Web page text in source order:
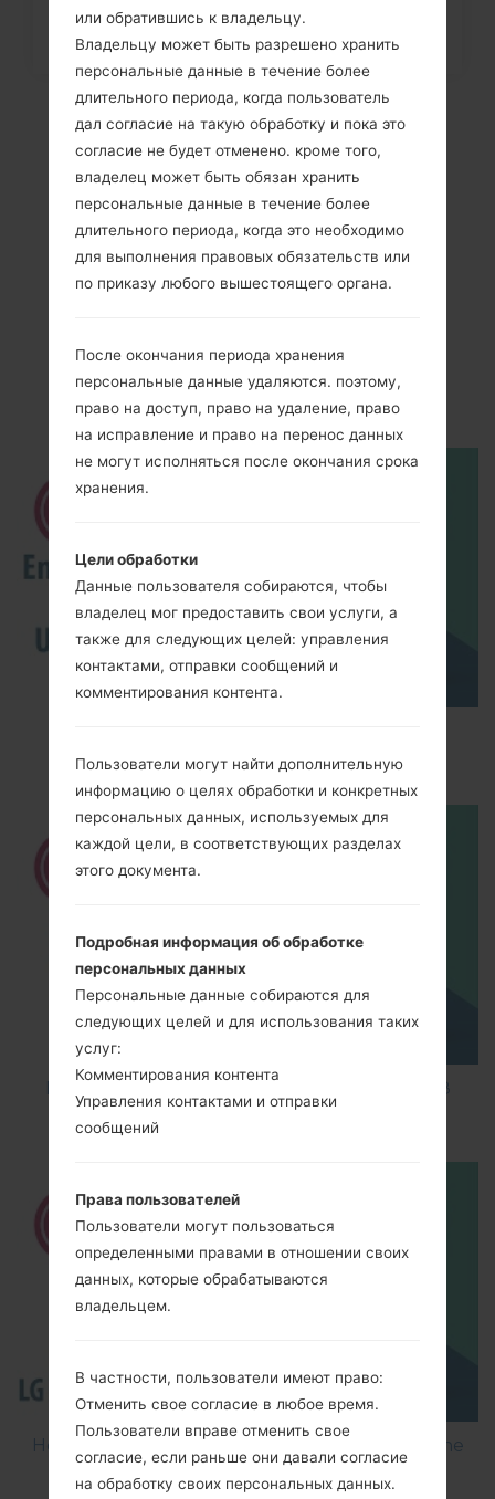
LGD120G(LGD120G)
akaLG L30
Debugging on LG ?
How to Factory Reset through code on LG K8
How to Flash Stock Firmware on LG Smartphone
using LG Flash Tool 2014?
или обратившись к владельцу.
Владельцу может быть разрешено хранить
персональные данные в течение более
длительного периода, когда пользователь
дал согласие на такую обработку и пока это
согласие не будет отменено. кроме того,
владелец может быть обязан хранить
персональные данные в течение более
длительного периода, когда это необходимо
для выполнения правовых обязательств или
по приказу любого вышестоящего органа.
После окончания периода хранения
персональные данные удаляются. поэтому,
право на доступ, право на удаление, право
на исправление и право на перенос данных
не могут исполняться после окончания срока
хранения.
Цели обработки
Данные пользователя собираются, чтобы
владелец мог предоставить свои услуги, а
также для следующих целей: управления
контактами, отправки сообщений и
комментирования контента.
Пользователи могут найти дополнительную
информацию о целях обработки и конкретных
персональных данных, используемых для
каждой цели, в соответствующих разделах
этого документа.
Подробная информация об обработке
персональных данных
Персональные данные собираются для
следующих целей и для использования таких
услуг:
Комментирования контента
Управления контактами и отправки
сообщений
Права пользователей
Пользователи могут пользоваться
определенными правами в отношении своих
данных, которые обрабатываются
владельцем.
В частности, пользователи имеют право:
Отменить свое согласие в любое время.
Пользователи вправе отменить свое
согласие, если раньше они давали согласие
на обработку своих персональных данных.